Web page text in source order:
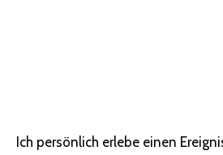
Ich persönlich erlebe einen